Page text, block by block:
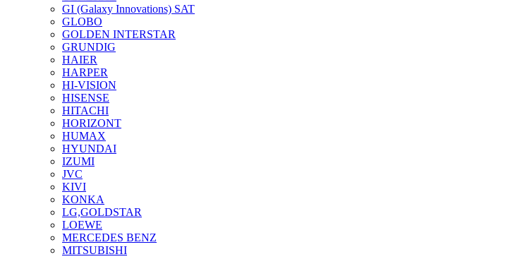
GI (Galaxy Innovations) SAT
GLOBO
GOLDEN INTERSTAR
GRUNDIG
HAIER
HARPER
HI-VISION
HISENSE
HITACHI
HORIZONT
HUMAX
HYUNDAI
IZUMI
JVC
KIVI
KONKA
LG,GOLDSTAR
LOEWE
MERCEDES BENZ
MITSUBISHI